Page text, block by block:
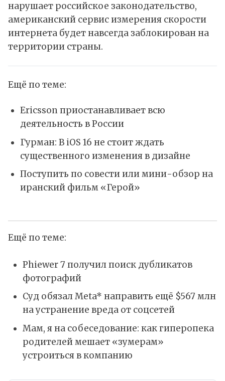
нарушает российское законодательство,
американский сервис измерения скорости
интернета будет навсегда заблокирован на
территории страны.
Ещё по теме:
Ericsson приостанавливает всю
деятельность в России
Гурман: В iOS 16 не стоит ждать
существенного изменения в дизайне
​Поступить по совести или мини-обзор на
иранский фильм «Герой»
Ещё по теме:
Phiewer 7 получил поиск дубликатов
фотографий
Суд обязал Meta* направить ещё $567 млн
на устранение вреда от соцсетей
Мам, я на собеседование: как гиперопека
родителей мешает «зумерам»
устроиться в компанию